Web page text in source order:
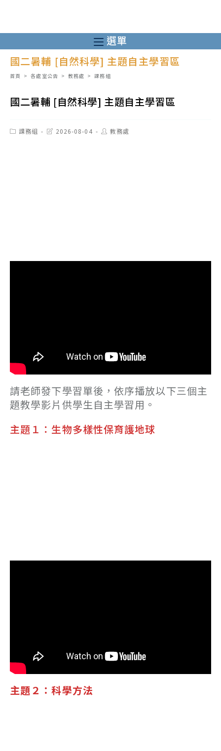
至
主
選單
國二暑輔 [自然科學] 主題自主學習區
首頁 > 各處室公告 > 教務處 > 課務組
國二暑輔 [自然科學] 主題自主學習區
Post課務組
Post2026-08-04
Post教務處
請老師發下學習單後，依序播放以下三個主
題教學影片供學生自主學習用。
主題１：生物多樣性保育護地球
主題２：科學方法